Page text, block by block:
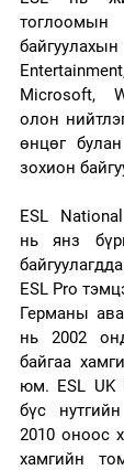
Microsoft,
олон
өнцөг
зохион
ESL
нь янз
ESL Pro
Германы
нь 2002
байгаа
юм. ESL UK
бүс
2010 оноос
хамгийн